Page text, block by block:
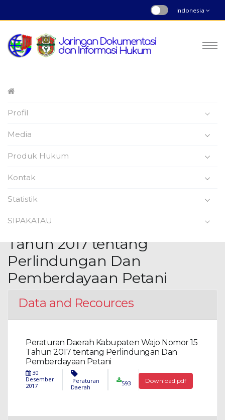
Indonesia
Profil
Media
Produk Hukum
Kontak
Statistik
SIPAKATAU
Nomor : 15 | Tahun 2017
Kabupaten Wajo Nomor 15
Tahun 2017 tentang
Perlindungan Dan
Pemberdayaan Petani
Data and Recources
Peraturan Daerah Kabupaten Wajo Nomor 15
Tahun 2017 tentang Perlindungan Dan
Pemberdayaan Petani
Download pdf
30
Desember
2017
Peraturan
Daerah
593